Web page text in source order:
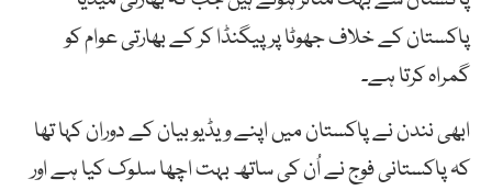
پاکستان کے خلاف جھوٹا پرپیگنڈا کر کے بھارتی عوام کو
گمراہ کرتا ہے۔
ابھی نندن نے پاکستان میں اپنے ویڈیو بیان کے دوران کہا تھا
کہ پاکستانی فوج نے اُن کی ساتھ بہت اچھا سلوک کیا ہے اور